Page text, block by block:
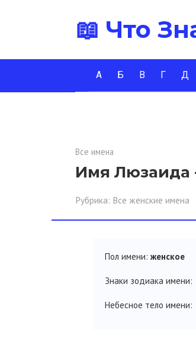
📖 Что
А Б В Г Д
Все имена
Имя Люзаида
Рубрика: Все женские имена
Пол имени: женское
Знаки зодиака имени:
Небесное тело имени: